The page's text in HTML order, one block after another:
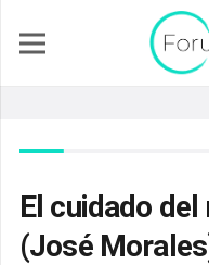
El cuidado
(José